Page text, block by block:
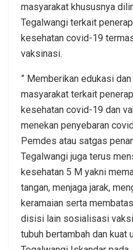
masyarakat khususnya
Tegalwangi terkait
kesehatan covid-19
vaksinasi.
” Memberikan edukasi
masyarakat terkait
kesehatan covid-19 dan
menekan penyebaran
Pemdes atau satgas
Tegalwangi juga terus
kesehatan 5 M yakni
tangan, menjaga jarak,
keramaian serta
disisi lain sosialisasi
tubuh bertambah dan kuat